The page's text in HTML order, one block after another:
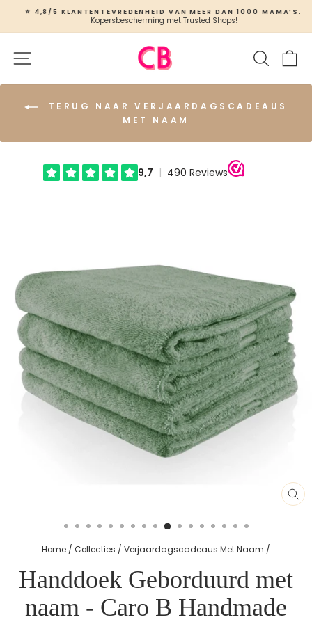
inhoud
Slideshow
⭐ 4,8/5 KLANTENTEVREDENHEID VAN MEER DAN 1000 MAMA’S.
Kopersbescherming met Trusted Shops!
Zoeken
TERUG NAAR VERJAARDAGSCADEAUS
MET NAAM
Home / Collecties / Verjaardagscadeaus Met Naam /
Handdoek Geborduurd met
naam - Caro B Handmade